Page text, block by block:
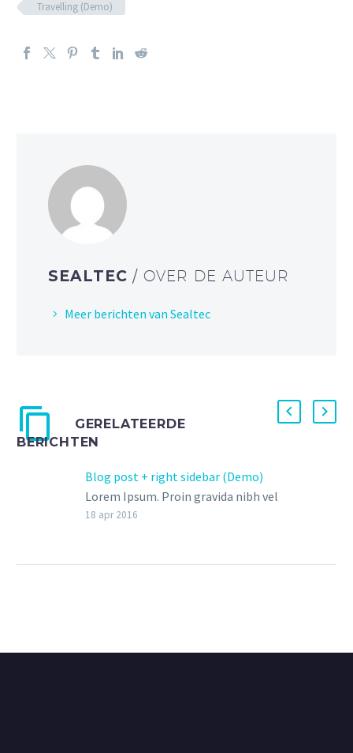
Travelling (Demo)
SEALTEC / OVER DE AUTEUR
Meer berichten van Sealtec
GERELATEERDE
BERICHTEN
Blog post + right sidebar (Demo)
Lorem Ipsum. Proin gravida nibh vel
velit auctor aliquet. Aenean
18 apr 2016